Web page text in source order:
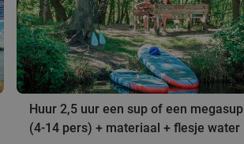
Huur 2,5 uur een sup of een megasup
(4-14 pers) + materiaal + flesje water